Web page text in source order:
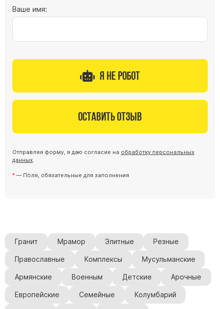
Ваше имя:
Я не робот
Оставить отзыв
Отправляя форму, я даю согласие на обработку персональных
данных
— Поля, обязательные для заполнения
Гранит Мрамор Элитные Резные
Православные Комплексы Мусульманские
Армянские Военным Детские Арочные
Европейские Семейные Колумбарий